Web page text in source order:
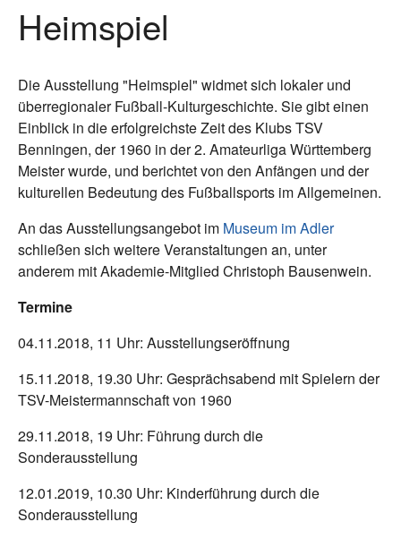
Heimspiel
Die Ausstellung "Heimspiel" widmet sich lokaler und
überregionaler Fußball-Kulturgeschichte. Sie gibt einen
Einblick in die erfolgreichste Zeit des Klubs TSV
Benningen, der 1960 in der 2. Amateurliga Württemberg
Meister wurde, und berichtet von den Anfängen und der
kulturellen Bedeutung des Fußballsports im Allgemeinen.
An das Ausstellungsangebot im Museum im Adler
schließen sich weitere Veranstaltungen an, unter
anderem mit Akademie-Mitglied Christoph Bausenwein.
Termine
04.11.2018, 11 Uhr: Ausstellungseröffnung
15.11.2018, 19.30 Uhr: Gesprächsabend mit Spielern der
TSV-Meistermannschaft von 1960
29.11.2018, 19 Uhr: Führung durch die
Sonderausstellung
12.01.2019, 10.30 Uhr: Kinderführung durch die
Sonderausstellung